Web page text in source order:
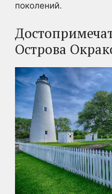
поколений.
Острова